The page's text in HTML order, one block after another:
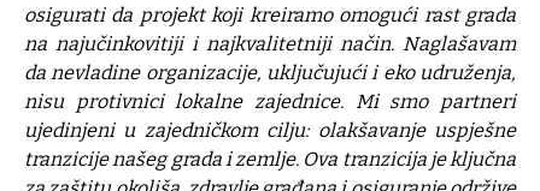
osigurati da projekt koji kreiramo omogući rast grada
na najučinkovitiji i najkvalitetniji način. Naglašavam
da nevladine organizacije, uključujući i eko udruženja,
nisu protivnici lokalne zajednice. Mi smo partneri
ujedinjeni u zajedničkom cilju: olakšavanje uspješne
tranzicije našeg grada i zemlje. Ova tranzicija je ključna